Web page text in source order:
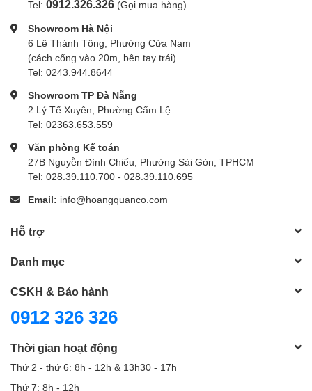
Tel: 0912.326.326 (Gọi mua hàng)
Showroom Hà Nội
6 Lê Thánh Tông, Phường Cửa Nam
(cách cổng vào 20m, bên tay trái)
Tel: 0243.944.8644
Showroom TP Đà Nẵng
2 Lý Tế Xuyên, Phường Cẩm Lệ
Tel: 02363.653.559
Văn phòng Kế toán
27B Nguyễn Đình Chiểu, Phường Sài Gòn, TPHCM
Tel: 028.39.110.700 - 028.39.110.695
Email: info@hoangquanco.com
Hỗ trợ
Danh mục
CSKH & Bảo hành
0912 326 326
Thời gian hoạt động
Thứ 2 - thứ 6: 8h - 12h & 13h30 - 17h
Thứ 7: 8h - 12h